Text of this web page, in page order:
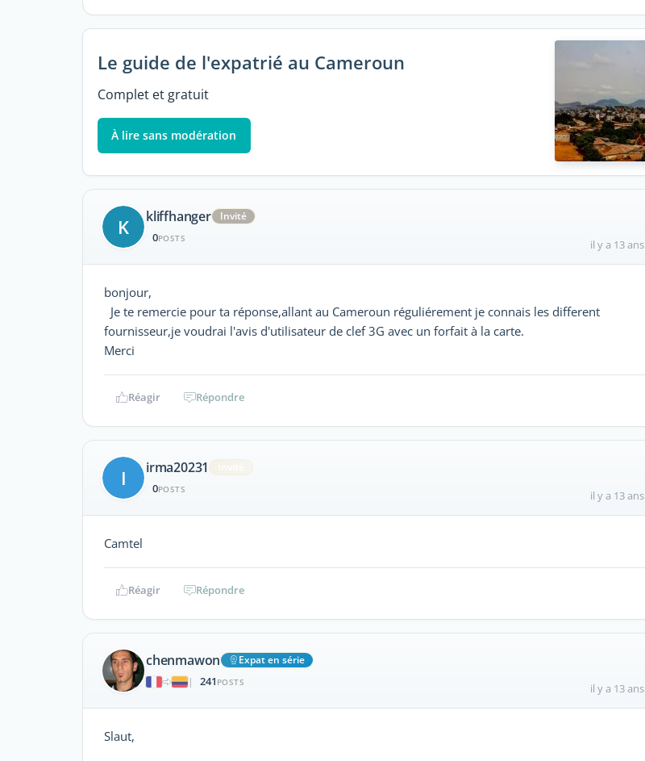
Le guide de l'expatrié au Cameroun
Complet et gratuit
À lire sans modération
K kliffhanger Invité
0POSTS il y a 13 ans
bonjour,
Je te remercie pour ta réponse,allant au Cameroun réguliérement je connais les different
fournisseur,je voudrai l'avis d'utilisateur de clef 3G avec un forfait à la carte.
Merci
Réagir Répondre
I irma20231
0POSTS il y a 13 ans
Camtel
Réagir Répondre
chenmawon
Expat en série
|
241 POSTS il y a 13 ans
Slaut,